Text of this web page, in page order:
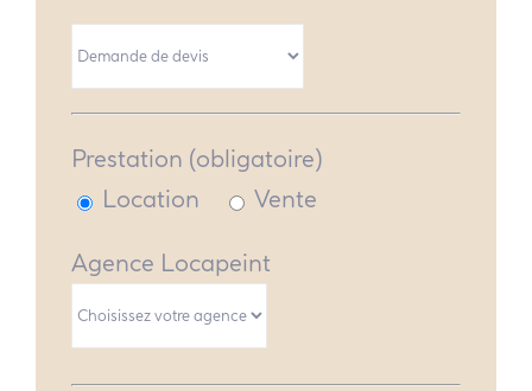
Prestation (obligatoire)
Location
Vente
Agence Locapeint